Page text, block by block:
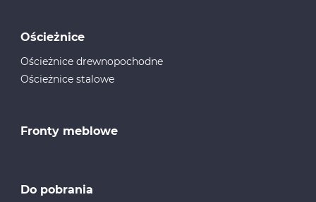
Ościeżnice
Ościeżnice drewnopochodne
Ościeżnice stalowe
Fronty meblowe
Do pobrania